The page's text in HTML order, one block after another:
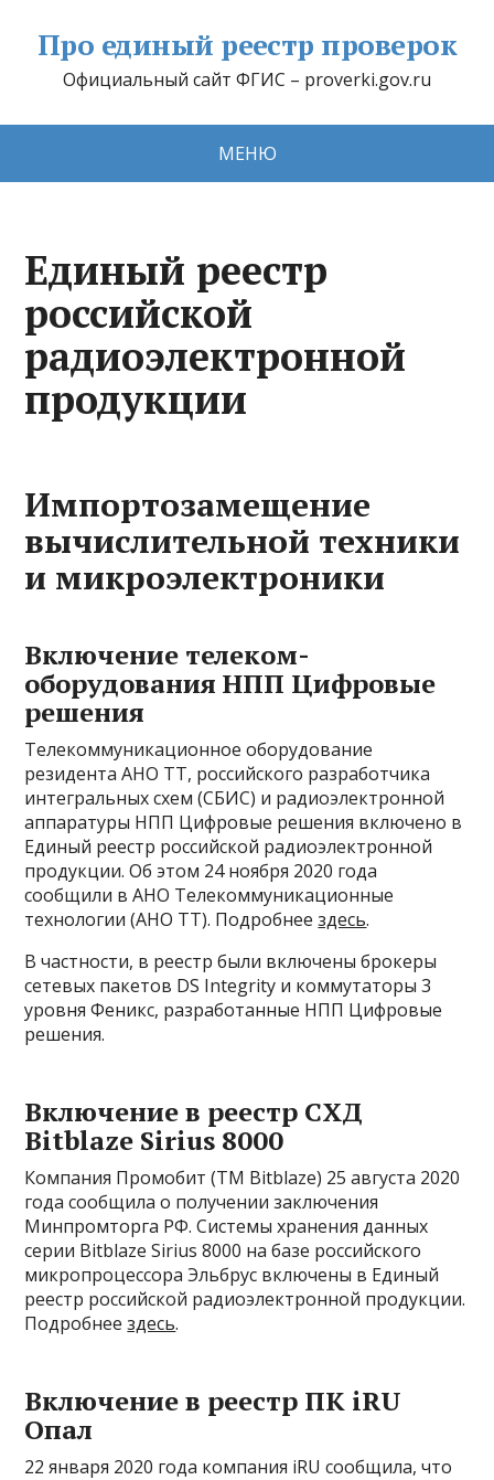
Про единый реестр проверок
Официальный сайт ФГИС – proverki.gov.ru
МЕНЮ
Единый реестр
российской
радиоэлектронной
продукции
Импортозамещение
вычислительной техники
и микроэлектроники
Включение телеком-
оборудования НПП Цифровые
решения
Телекоммуникационное оборудование
резидента АНО ТТ, российского разработчика
интегральных схем (СБИС) и радиоэлектронной
аппаратуры НПП Цифровые решения включено в
Единый реестр российской радиоэлектронной
продукции. Об этом 24 ноября 2020 года
сообщили в АНО Телекоммуникационные
технологии (АНО ТТ). Подробнеездесь.
В частности, в реестр были включены брокеры
сетевых пакетов DS Integrity и коммутаторы 3
уровня Феникс, разработанные НПП Цифровые
решения.
Включение в реестр СХД
Bitblaze Sirius 8000
Компания Промобит (ТМ Bitblaze) 25 августа 2020
года сообщила о получении заключения
Минпромторга РФ. Системы хранения данных
серии Bitblaze Sirius 8000 на базе российского
микропроцессора Эльбрус включены в Единый
реестр российской радиоэлектронной продукции.
Подробнеездесь.
Включение в реестр ПК iRU
Опал
22 января 2020 года компания iRU сообщила, что